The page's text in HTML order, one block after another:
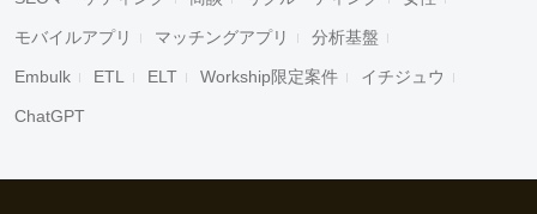
モバイルアプリ マッチングアプリ 分析基盤
Embulk ETL ELT Workship限定案件 イチジュウ
ChatGPT